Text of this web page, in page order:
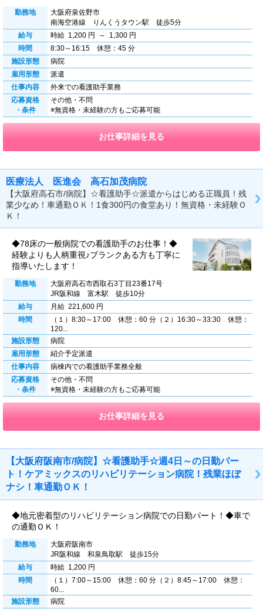
勤務地
大阪府泉佐野市
南海空港線 りんくうタウン駅 徒歩5分
給与
時給 1,200 円 ～ 1,300 円
時間
8:30～16:15 休憩：45 分
施設形態
病院
雇用形態
派遣
仕事内容
外来での看護助手業務
応募資格
・条件
その他・不問
※無資格・未経験の方もご応募可能
お仕事詳細を見る
医療法人 医進会 高石加茂病院
【大阪府高石市/病院】☆看護助手☆派遣からはじめる正職員！残
業少なめ！車通勤ＯＫ！1食300円の食堂あり！無資格・未経験Ｏ
Ｋ！
◆78床の一般病院での看護助手のお仕事！◆
経験よりも人柄重視♪ブランクある方も丁寧に
指導いたします！
勤務地
大阪府高石市西取石3丁目23番17号
JR阪和線 富木駅 徒歩10分
給与
月給 221,600 円
時間
（１）8:30～17:00 休憩：60 分（２）16:30～33:30 休憩：
120...
施設形態
病院
雇用形態
紹介予定派遣
仕事内容
病棟内での看護助手業務全般
応募資格
・条件
その他・不問
※無資格・未経験の方もご応募可能
お仕事詳細を見る
【大阪府阪南市/病院】☆看護助手☆週4日～の日勤パー
ト！ケアミックスのリハビリテーション病院！残業ほぼ
ナシ！車通勤ＯＫ！
◆地元密着型のリハビリテーション病院での日勤パート！◆車で
の通勤ＯＫ！
勤務地
大阪府阪南市
JR阪和線 和泉鳥取駅 徒歩15分
給与
時給 1,200 円
時間
（１）7:00～15:00 休憩：60 分（２）8:45～17:00 休憩：
60...
施設形態
病院